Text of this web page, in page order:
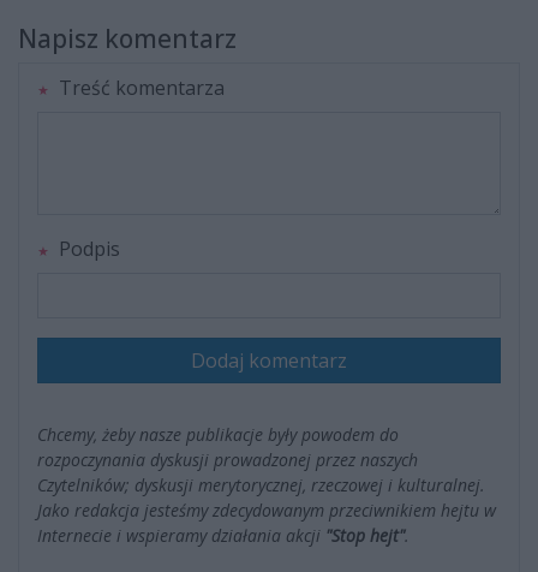
Napisz komentarz
Treść komentarza
Podpis
Dodaj komentarz
Chcemy, żeby nasze publikacje były powodem do
rozpoczynania dyskusji prowadzonej przez naszych
Czytelników; dyskusji merytorycznej, rzeczowej i kulturalnej.
Jako redakcja jesteśmy zdecydowanym przeciwnikiem hejtu w
Internecie i wspieramy działania akcji "Stop hejt".